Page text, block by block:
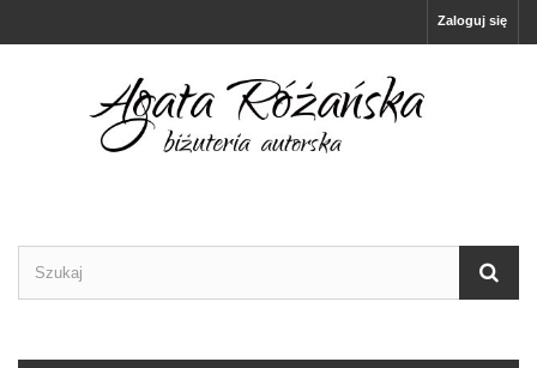
Zaloguj się